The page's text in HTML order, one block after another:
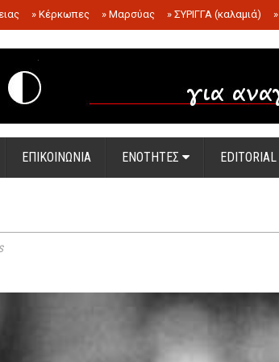
» Κέρκωπες » Μαρσύας » ΣΥΡΙΓΓΑ (καλαμιά) »
.
ΕΠΙΚΟΙΝΩΝΙΑ ΕΝΟΤΗΤΕΣ EDITORIAL